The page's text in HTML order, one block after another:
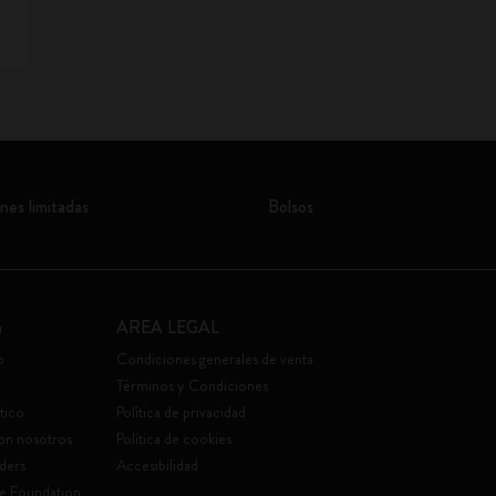
limitadas Bolsos
nosotros
Foundation
AREA LEGAL
Condiciones generales de venta
Términos y Condiciones
Política de privacidad
Política de cookies
Accesibilidad